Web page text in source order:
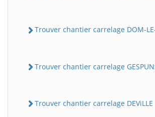
Trouver chantier carrelage DOM-
Trouver chantier carrelage
Trouver chantier carrelage DEViLLE